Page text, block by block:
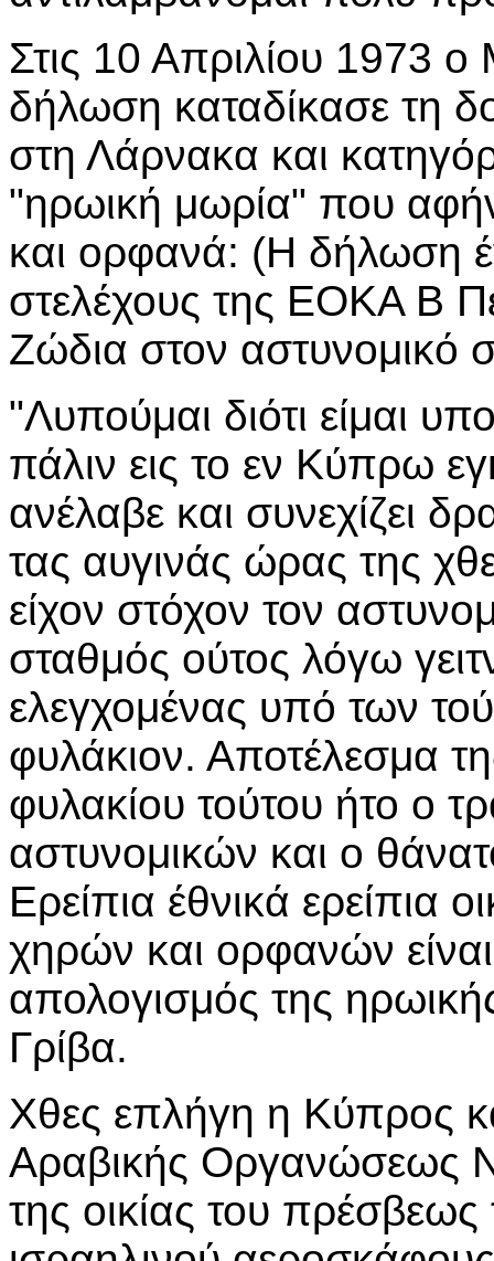
Στις 10 Απριλίου 1973 ο
δήλωση καταδίκασε τη
στη Λάρνακα και
"ηρωική μωρία" που
και ορφανά: (Η δήλωση
στελέχους της ΕΟΚΑ Β
Ζώδια στον αστυνομικό
"Λυπούμαι διότι είμαι
πάλιν εις το εν Κύπρω
ανέλαβε και συνεχίζει
τας αυγινάς ώρας της
είχον στόχον τον
σταθμός ούτος λόγω
ελεγχομένας υπό των
φυλάκιον. Αποτέλεσμα
φυλακίου τούτου ήτο ο
αστυνομικών και ο
Ερείπια έθνικά ερείπια
χηρών και ορφανών
απολογισμός της
Γρίβα.
Χθες επλήγη η Κύπρος
Αραβικής Οργανώσεως
της οικίας του